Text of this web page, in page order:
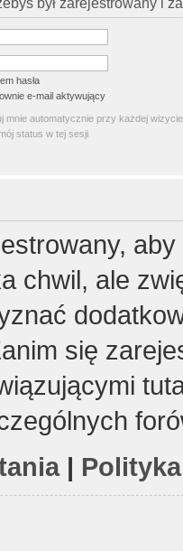
był zarejestrowany i
hasła
e-mail aktywujący
mnie automatycznie przy każdej wizycie
status w tej sesji
chwil, ale
się
|